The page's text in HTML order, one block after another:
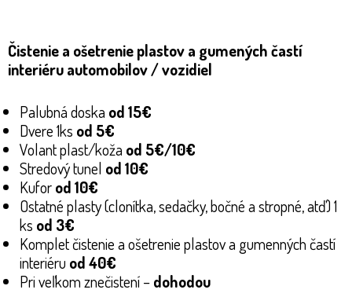
Čistenie a ošetrenie plastov a gumených častí
interiéru automobilov / vozidiel
Palubná doska od 15€
Dvere 1ks od 5€
Volant plast/koža od 5€/10€
Stredový tunel od10€
Kuforod10€
Ostatné plasty (clonítka, sedačky, bočné a stropné, atď) 1
ks od 3€
Komplet čistenie a ošetrenie plastov a gumenných častí
interiéru od40€
Pri veľkom znečistení –dohodou